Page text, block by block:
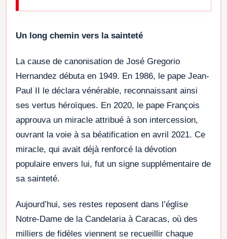
Un long chemin vers la sainteté
La cause de canonisation de José Gregorio
Hernandez débuta en 1949. En 1986, le pape Jean-
Paul II le déclara vénérable, reconnaissant ainsi
ses vertus héroïques. En 2020, le pape François
approuva un miracle attribué à son intercession,
ouvrant la voie à sa béatification en avril 2021. Ce
miracle, qui avait déjà renforcé la dévotion
populaire envers lui, fut un signe supplémentaire de
sa sainteté.
Aujourd’hui, ses restes reposent dans l’église
Notre-Dame de la Candelaria à Caracas, où des
milliers de fidèles viennent se recueillir chaque